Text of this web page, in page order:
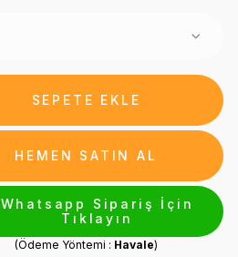
SEPETE EKLE
HEMEN SATIN AL
Whatsapp Sipariş İçin
Tıklayın
(Ödeme Yöntemi : Havale)